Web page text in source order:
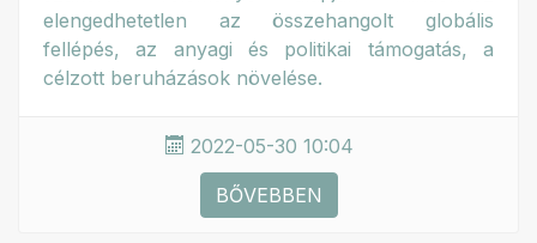
elengedhetetlen az összehangolt globális
fellépés, az anyagi és politikai támogatás, a
célzott beruházások növelése.
2022-05-30 10:04
BŐVEBBEN